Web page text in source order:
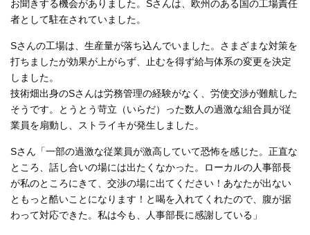
お聞きする機会がありました。Sさんは、欧州のある国の工場責任
者として駐在されていました。
Sさんの工場は、生産量が落ち込んでいました。さまざまな対策を
打ちましたが効果が上がらず、止むを得ず給与体系の変更を決定
しました。
技術畑出身のSさんは労務管理の経験がなく、労使交渉が難航した
そうです。とうとう苛立（いらだ）った数人の過激な組合員が従
業員を扇動し、ストライキが発生しました。
Sさん「一部の過激な従業員が激高していて恐怖を感じた。正直な
ところ、話し合いの場には出たくなかった。ローカルの人事部長
が私のところにきて、交渉の場に出てください！あなたが出ない
ともっと酷いことになります！と喝を入れてくれたので、腹が据
わって対応できた。私は今も、人事部長に感謝している」